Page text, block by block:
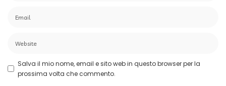
Salva il mio nome, email e sito web in questo browser per la
prossima volta che commento.